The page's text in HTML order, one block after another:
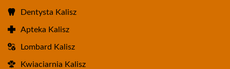
Dentysta Kalisz
Apteka Kalisz
Lombard Kalisz
Kwiaciarnia Kalisz